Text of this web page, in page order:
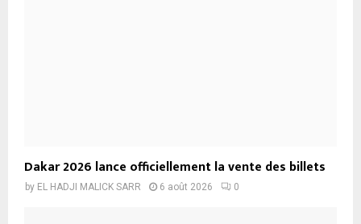
Dakar 2026 lance officiellement la vente des billets
by EL HADJI MALICK SARR 6 août 2026 0